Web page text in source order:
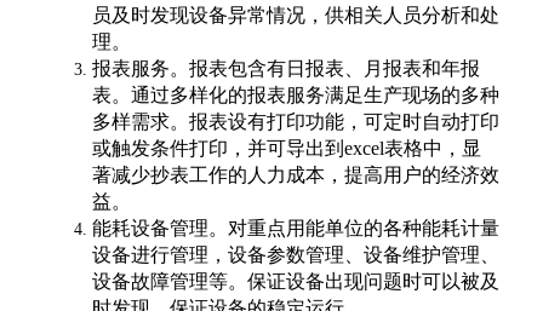
员及时发现设备异常情况，供相关人员分析和处
理。
报表服务。报表包含有日报表、月报表和年报
表。通过多样化的报表服务满足生产现场的多种
多样需求。报表设有打印功能，可定时自动打印
或触发条件打印，并可导出到excel表格中，显
著减少抄表工作的人力成本，提高用户的经济效
益。
能耗设备管理。对重点用能单位的各种能耗计量
设备进行管理，设备参数管理、设备维护管理、
设备故障管理等。保证设备出现问题时可以被及